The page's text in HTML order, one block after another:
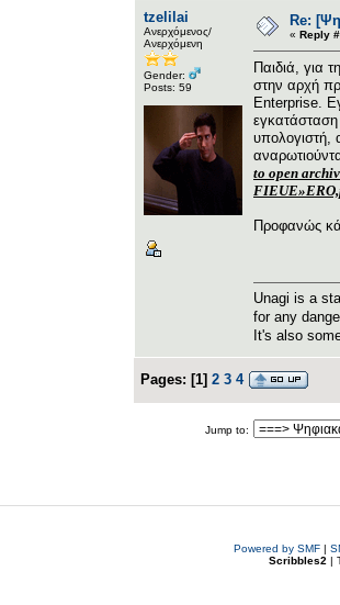
tzelilai
Ανερχόμενος/
Ανερχόμενη
Gender:
Posts: 59
Re:
« Reply
Παιδιά, για
στην αρχή
Enterprise.
υπολογιστή,
to open
Προφανώς
Unagi is a
for any
It's also
Pages: [1] 2 3 4
Jump to:
Powered by SMF|
Scribbles2 |